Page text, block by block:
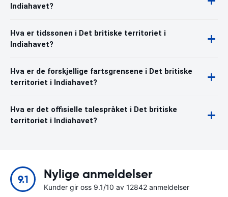
Indiahavet?
Hva er tidssonen i Det britiske territoriet i
Indiahavet?
Hva er de forskjellige fartsgrensene i Det britiske
territoriet i Indiahavet?
Hva er det offisielle talespråket i Det britiske
territoriet i Indiahavet?
9.1 Nylige anmeldelser
Kunder gir oss 9.1/10 av 12842 anmeldelser